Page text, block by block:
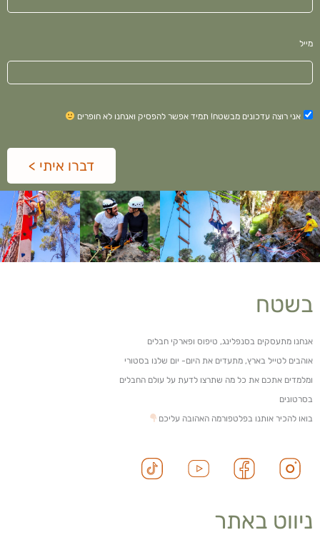
מייל
אני רוצה עדכונים מבשטח! תמיד אפשר להפסיק ואנחנו לא חופרים
דברו איתי >
בשטח
אנחנו מתעסקים בסנפלינג, טיפוס ופארקי חבלים
אוהבים לטייל בארץ, מתעדים את היום- יום שלנו בסטורי
ומלמדים אתכם את כל מה שתרצו לדעת על עולם החבלים
בסרטונים
בואו להכיר אותנו בפלטפורמה האהובה עליכם
ניווט באתר